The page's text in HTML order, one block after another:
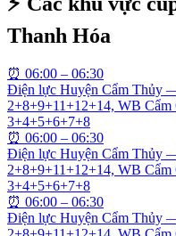
Thanh Hóa
⏰ 06:00 – 06:30
Điện lực Huyện Cẩm Thủy
2+8+9+11+12+14, WB
3+4+5+6+7+8
⏰ 06:00 – 06:30
Điện lực Huyện Cẩm Thủy
2+8+9+11+12+14, WB
3+4+5+6+7+8
⏰ 06:00 – 06:30
Điện lực Huyện Cẩm Thủy